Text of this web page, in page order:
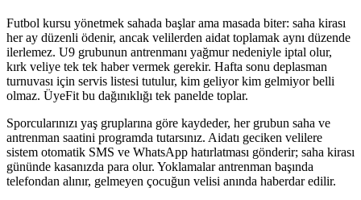
Futbol kursu yönetmek sahada başlar ama masada biter: saha kirası
her ay düzenli ödenir, ancak velilerden aidat toplamak aynı düzende
ilerlemez. U9 grubunun antrenmanı yağmur nedeniyle iptal olur,
kırk veliye tek tek haber vermek gerekir. Hafta sonu deplasman
turnuvası için servis listesi tutulur, kim geliyor kim gelmiyor belli
olmaz. ÜyeFit bu dağınıklığı tek panelde toplar.
Sporcularınızı yaş gruplarına göre kaydeder, her grubun saha ve
antrenman saatini programda tutarsınız. Aidatı geciken velilere
sistem otomatik SMS ve WhatsApp hatırlatması gönderir; saha kirası
gününde kasanızda para olur. Yoklamalar antrenman başında
telefondan alınır, gelmeyen çocuğun velisi anında haberdar edilir.